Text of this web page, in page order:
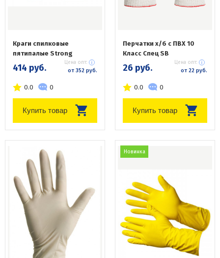
Краги спилковые
пятипалые Strong
414 руб. Цена опт:
от 352 руб.
0.0 0
Купить товар
Перчатки х/б с ПВХ 10
Класс Спец SB
26 руб. Цена опт:
от 22 руб.
0.0 0
Купить товар
Новинка